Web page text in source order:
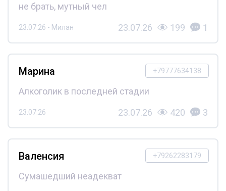
не брать, мутный чел
23.07.26 - Милан 23.07.26 199 1
+79777634138
Марина
Алкоголик в последней стадии
23.07.26 23.07.26 420 3
+79262283179
Валенсия
Сумашедший неадекват